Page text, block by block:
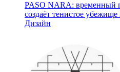
PASO NARA: временный
создаёт тенистое убежище
Дизайн